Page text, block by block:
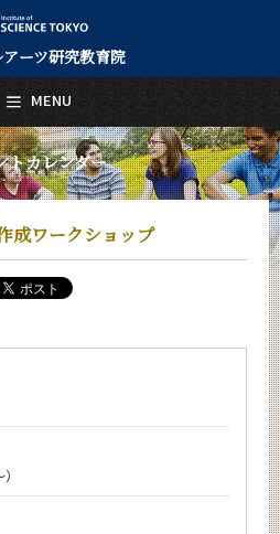
アーツ研究教育院
トカレンダー
成ワークショップ
MENU
English
について
News